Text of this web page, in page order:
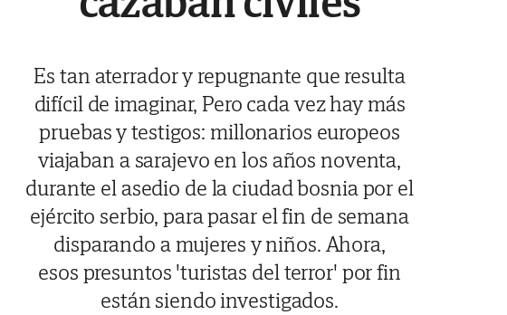
Es tan aterrador y repugnante que resulta
difícil de imaginar, Pero cada vez hay más
pruebas y testigos: millonarios europeos
viajaban a sarajevo en los años noventa,
durante el asedio de la ciudad bosnia por el
ejército serbio, para pasar el fin de semana
disparando a mujeres y niños. Ahora,
esos presuntos 'turistas del terror' por fin
están siendo investigados.